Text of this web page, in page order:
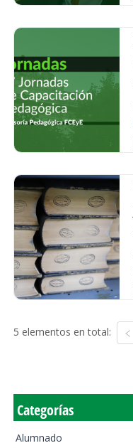
5 elementos en total:
Categorías
Alumnado